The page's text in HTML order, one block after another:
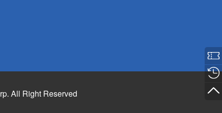
All Right Reserved